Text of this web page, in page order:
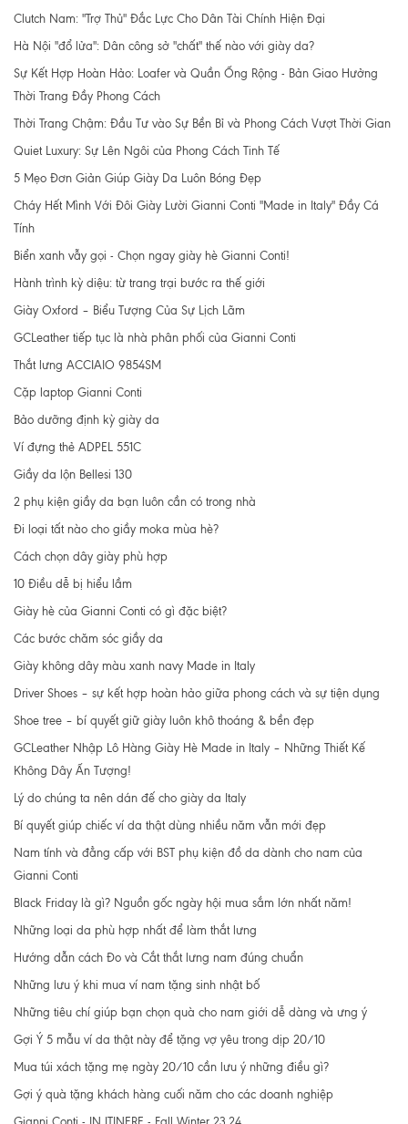
Clutch Nam: "Trợ Thủ" Đắc Lực Cho Dân Tài Chính Hiện Đại
Hà Nội "đổ lửa": Dân công sở "chất" thế nào với giày da?
Sự Kết Hợp Hoàn Hảo: Loafer và Quần Ống Rộng - Bản Giao Hưởng
Thời Trang Đầy Phong Cách
Thời Trang Chậm: Đầu Tư vào Sự Bền Bỉ và Phong Cách Vượt Thời Gian
Quiet Luxury: Sự Lên Ngôi của Phong Cách Tinh Tế
5 Mẹo Đơn Giản Giúp Giày Da Luôn Bóng Đẹp
Cháy Hết Mình Với Đôi Giày Lười Gianni Conti "Made in Italy" Đầy Cá
Tính
Biển xanh vẫy gọi - Chọn ngay giày hè Gianni Conti!
Hành trình kỳ diệu: từ trang trại bước ra thế giới
Giày Oxford – Biểu Tượng Của Sự Lịch Lãm
GCLeather tiếp tục là nhà phân phối của Gianni Conti
Thắt lưng ACCIAIO 9854SM
Cặp laptop Gianni Conti
Bảo dưỡng định kỳ giày da
Ví đựng thẻ ADPEL 551C
Giầy da lộn Bellesi 130
2 phụ kiện giầy da bạn luôn cần có trong nhà
Đi loại tất nào cho giầy moka mùa hè?
Cách chọn dây giày phù hợp
10 Điều dễ bị hiểu lầm
Giày hè của Gianni Conti có gì đặc biệt?
Các bước chăm sóc giầy da
Giày không dây màu xanh navy Made in Italy
Driver Shoes – sự kết hợp hoàn hảo giữa phong cách và sự tiện dụng
Shoe tree – bí quyết giữ giày luôn khô thoáng & bền đẹp
GCLeather Nhập Lô Hàng Giày Hè Made in Italy – Những Thiết Kế
Không Dây Ấn Tượng!
Lý do chúng ta nên dán đế cho giày da Italy
Bí quyết giúp chiếc ví da thật dùng nhiều năm vẫn mới đẹp
Nam tính và đẳng cấp với BST phụ kiện đồ da dành cho nam của
Gianni Conti
Black Friday là gì? Nguồn gốc ngày hội mua sắm lớn nhất năm!
Những loại da phù hợp nhất để làm thắt lưng
Hướng dẫn cách Đo và Cắt thắt lưng nam đúng chuẩn
Những lưu ý khi mua ví nam tặng sinh nhật bố
Những tiêu chí giúp bạn chọn quà cho nam giới dễ dàng và ưng ý
Gợi Ý 5 mẫu ví da thật này để tặng vợ yêu trong dịp 20/10
Mua túi xách tặng mẹ ngày 20/10 cần lưu ý những điều gì?
Gợi ý quà tặng khách hàng cuối năm cho các doanh nghiệp